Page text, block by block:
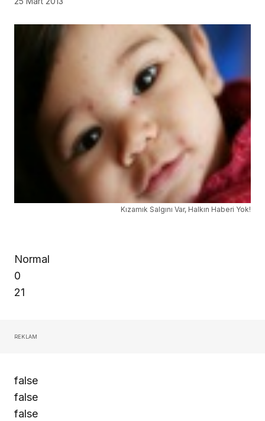
Kızamık Salgını Var, Halkın Haberi Yok!
Normal
0
21
REKLAM
false
false
false